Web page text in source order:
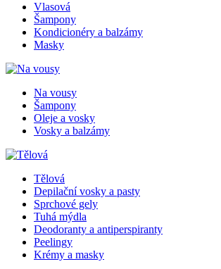
Vlasová
Šampony
Kondicionéry a balzámy
Masky
Na vousy
Šampony
Oleje a vosky
Vosky a balzámy
Tělová
Depilační vosky a pasty
Sprchové gely
Tuhá mýdla
Deodoranty a antiperspiranty
Peelingy
Krémy a masky